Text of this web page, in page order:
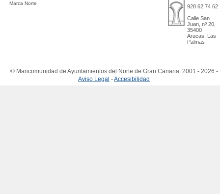
Marca Norte
928 62 74 62
Calle San
Juan, nº 20,
35400
Arucas, Las
Palmas
© Mancomunidad de Ayuntamientos del Norte de Gran Canaria. 2001 - 2026 -
Aviso Legal -Accesibilidad